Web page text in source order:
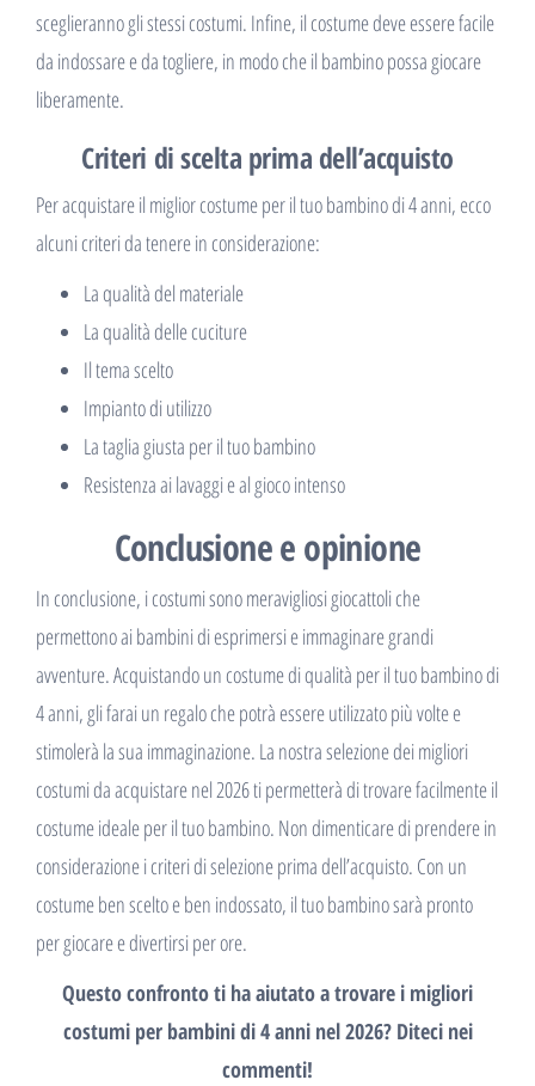
sceglieranno gli stessi costumi. Infine, il costume deve essere facile
da indossare e da togliere, in modo che il bambino possa giocare
liberamente.
Criteri di scelta prima dell’acquisto
Per acquistare il miglior costume per il tuo bambino di 4 anni, ecco
alcuni criteri da tenere in considerazione:
La qualità del materiale
La qualità delle cuciture
Il tema scelto
Impianto di utilizzo
La taglia giusta per il tuo bambino
Resistenza ai lavaggi e al gioco intenso
Conclusione e opinione
In conclusione, i costumi sono meravigliosi giocattoli che
permettono ai bambini di esprimersi e immaginare grandi
avventure. Acquistando un costume di qualità per il tuo bambino di
4 anni, gli farai un regalo che potrà essere utilizzato più volte e
stimolerà la sua immaginazione. La nostra selezione dei migliori
costumi da acquistare nel 2026 ti permetterà di trovare facilmente il
costume ideale per il tuo bambino. Non dimenticare di prendere in
considerazione i criteri di selezione prima dell’acquisto. Con un
costume ben scelto e ben indossato, il tuo bambino sarà pronto
per giocare e divertirsi per ore.
Questo confronto ti ha aiutato a trovare i migliori
costumi per bambini di 4 anni nel 2026? Diteci nei
commenti!